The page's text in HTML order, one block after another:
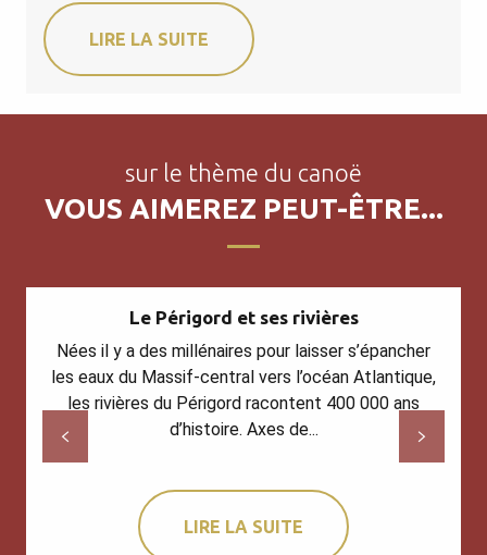
LIRE LA SUITE
sur le thème du canoë
VOUS AIMEREZ PEUT-ÊTRE...
Le Périgord et ses rivières
Nées il y a des millénaires pour laisser s’épancher
les eaux du Massif-central vers l’océan Atlantique,
les rivières du Périgord racontent 400 000 ans
d’histoire. Axes de...
LIRE LA SUITE